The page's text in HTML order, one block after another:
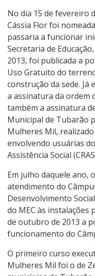
No dia 15 de fevereiro
Cássia Flor foi
passaria a funcionar
Secretaria de
2013, foi publicada a
Uso Gratuito do
construção da sede. Já
a assinatura da ordem
também a assinatura
Municipal de Tubarão
Mulheres Mil,
envolvendo usuárias
Assistência Social
Em julho daquele ano,
atendimento do
Desenvolvimento
do MEC às instalações
de outubro de 2013 a
funcionamento do
O primeiro curso
Mulheres Mil foi o de